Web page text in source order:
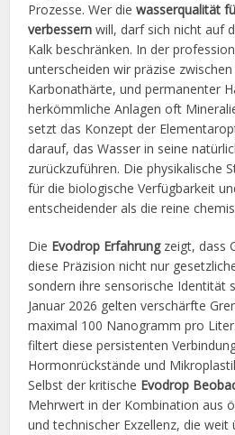
Prozesse. Wer diewasserqualität
verbessern will, darf sich nicht auf
Kalk beschränken. In der
unterscheiden wir präzise
Karbonathärte, und permanenter
herkömmliche Anlagen oft
setzt das Konzept der
darauf, das Wasser in seine
zurückzuführen. Die physikalische
für die biologische Verfügbarkeit
entscheidender als die reine
Die Evodrop Erfahrungzeigt, dass
diese Präzision nicht nur
sondern ihre sensorische Identität
Januar 2026 gelten verschärfte
maximal 100 Nanogramm pro
filtert diese persistenten
Hormonrückstände und
Selbst der kritische Evodrop
Mehrwert in der Kombination aus
und technischer Exzellenz, die